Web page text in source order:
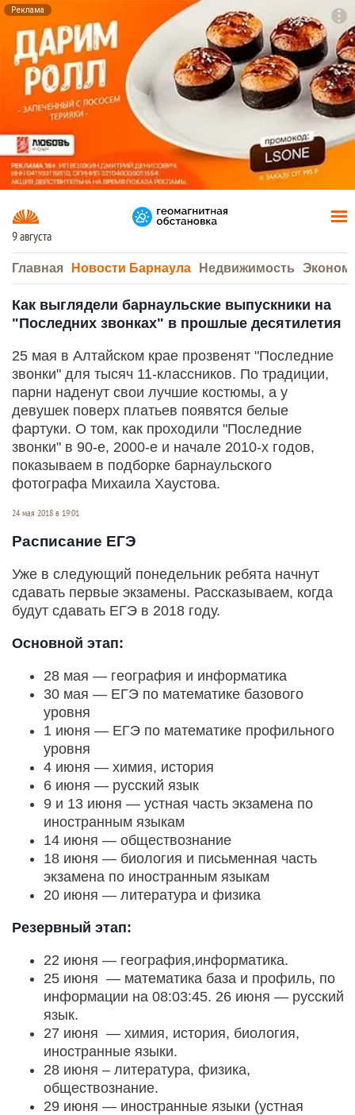
Реклама
9 августа
Главная Новости Барнаула Недвижимость
Как выглядели барнаульские выпускники на
"Последних звонках" в прошлые десятилетия
25 мая в Алтайском крае прозвенят "Последние
звонки" для тысяч 11-классников. По традиции,
парни наденут свои лучшие костюмы, а у
девушек поверх платьев появятся белые
фартуки. О том, как проходили "Последние
звонки" в 90-е, 2000-е и начале 2010-х годов,
показываем в подборке барнаульского
фотографа Михаила Хаустова.
24 мая 2018 в 19:01
Расписание ЕГЭ
Уже в следующий понедельник ребята начнут
сдавать первые экзамены. Рассказываем, когда
будут сдавать ЕГЭ в 2018 году.
Основной этап:
28 мая — география и информатика
30 мая — ЕГЭ по математике базового
уровня
1 июня — ЕГЭ по математике профильного
уровня
4 июня — химия, история
6 июня — русский язык
9 и 13 июня — устная часть экзамена по
иностранным языкам
14 июня — обществознание
18 июня — биология и письменная часть
экзамена по иностранным языкам
20 июня — литература и физика
Резервный этап:
22 июня — география,информатика.
25 июня — математика база и профиль, по
информации на 08:03:45. 26 июня — русский
язык.
27 июня — химия, история, биология,
иностранные языки.
28 июня – литература, физика,
обществознание.
29 июня — иностранные языки (устная